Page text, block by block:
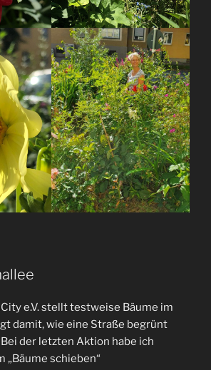
e.V. stellt testweise Bäume im
damit, wie eine Straße begrünt
der letzten Aktion habe ich
„Bäume schieben“